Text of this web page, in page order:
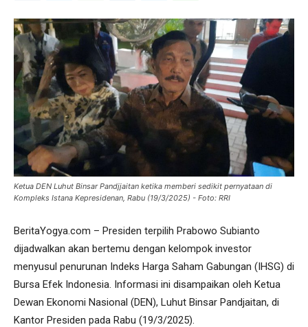
Ketua DEN Luhut Binsar Pandjjaitan ketika memberi sedikit pernyataan di
Kompleks Istana Kepresidenan, Rabu (19/3/2025) - Foto: RRI
BeritaYogya.com – Presiden terpilih Prabowo Subianto
dijadwalkan akan bertemu dengan kelompok investor
menyusul penurunan Indeks Harga Saham Gabungan (IHSG) di
Bursa Efek Indonesia. Informasi ini disampaikan oleh Ketua
Dewan Ekonomi Nasional (DEN), Luhut Binsar Pandjaitan, di
Kantor Presiden pada Rabu (19/3/2025).